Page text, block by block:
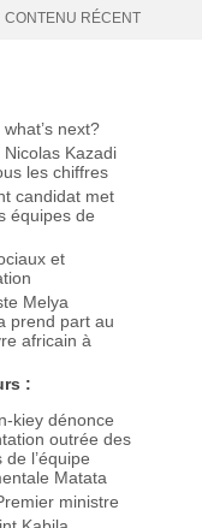
CONTENU RÉCENT
next?
Kazadi
les chiffres
candidat met
équipes de
et
Melya
prend part au
africain à
:
kiey dénonce
outrée des
l’équipe
Matata
ministre